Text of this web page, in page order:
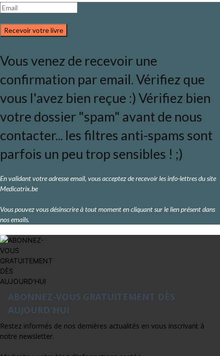
Recevoir votre livre
Vous venez de recevoir une
confirmation par email. Vérifiez que
vous l'avez bien reçue :) Vérifiez bien
votre dossier "spam" avant de nous
contacter... les filtres anti-spams sont
parfois un peu trop sensibles ! ;)
En validant votre adresse email, vous acceptez de recevoir les info-lettres du site
Medicatrix.be
Vous pouvez vous désinscrire à tout moment en cliquant sur le lien présent dans
nos emails.
ABONNEZ-VOUS GRATUITEMENT DÈS
AUJOURD'HUI
Restez informés de nos dernières actualités en vous inscrivant à
notre newsletter.